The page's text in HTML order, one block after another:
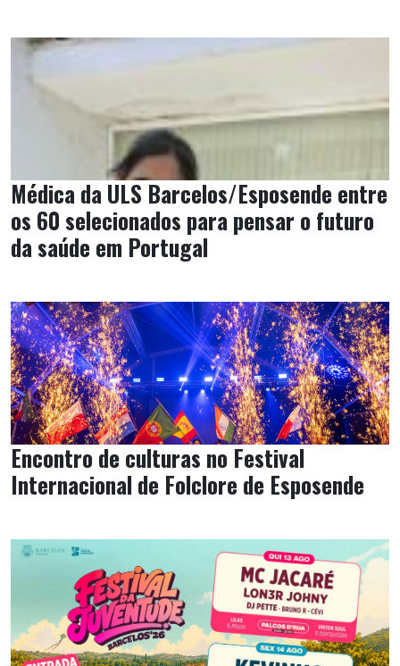
Médica da ULS Barcelos/Esposende entre
os 60 selecionados para pensar o futuro
da saúde em Portugal
Encontro de culturas no Festival
Internacional de Folclore de Esposende